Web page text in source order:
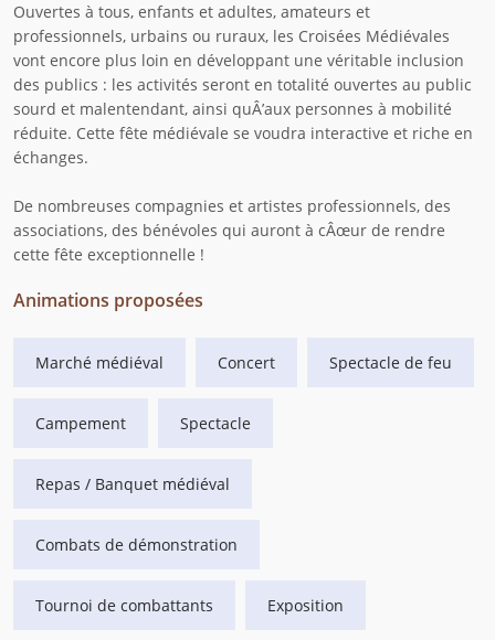
Ouvertes à tous, enfants et adultes, amateurs et
professionnels, urbains ou ruraux, les Croisées Médiévales
vont encore plus loin en développant une véritable inclusion
des publics : les activités seront en totalité ouvertes au public
sourd et malentendant, ainsi quÂ’aux personnes à mobilité
réduite. Cette fête médiévale se voudra interactive et riche en
échanges.
De nombreuses compagnies et artistes professionnels, des
associations, des bénévoles qui auront à cÂœur de rendre
cette fête exceptionnelle !
Animations proposées
Marché médiéval Concert Spectacle de feu
Campement Spectacle
Repas / Banquet médiéval
Combats de démonstration
Tournoi de combattants Exposition